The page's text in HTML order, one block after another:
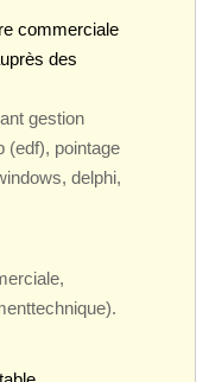
commerciale
des
gestion
(edf), pointage
delphi,